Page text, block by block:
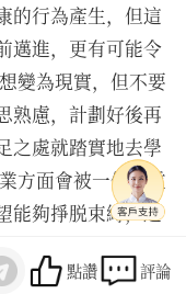
的行為產生，但這
邁進，更有可能令
變為現實，但不要
熟慮，計劃好後再
之處就踏實地去學
方面會被一個沉重
能夠掙脱束縛，這
煩惱，他們的意見
點讚 評論